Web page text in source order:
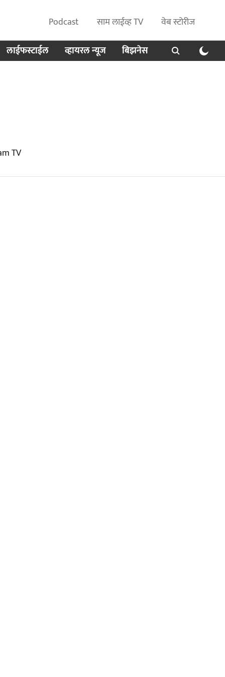
Podcast साम लाईव्ह TV
वेब स्टोरीज
लाईफस्टाईल
व्हायरल न्यूज बिझनेस
TV